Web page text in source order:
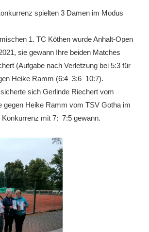
spielten 3 Damen im Modus
1. TC Köthen wurde Anhalt-Open
sie gewann Ihre beiden Matches
(Aufgabe nach Verletzung bei 5:3 für
Heike Ramm (6:4 3:6 10:7).
sich Gerlinde Riechert vom
gegen Heike Ramm vom TSV Gotha im
mit 7: 7:5 gewann.